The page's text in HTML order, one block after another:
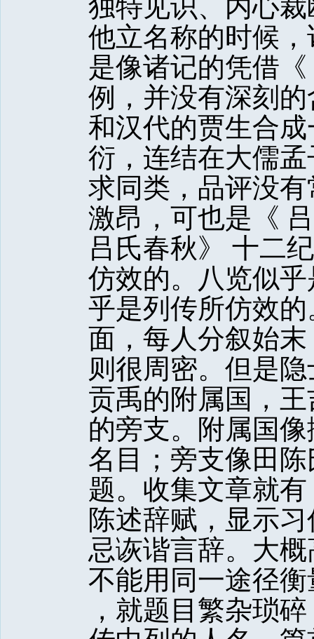
独特见识、内心
他立名称的时候
是像诸记的凭借
例，并没有深刻
和汉代的贾生合
衍，连结在大儒
求同类，品评没
激昂，可也是《
吕氏春秋》 十二
仿效的。八览似
乎是列传所仿效
面，每人分叙始
则很周密。但是
贡禹的附属国，
的旁支。附属国
名目；旁支像田
题。收集文章就
陈述辞赋，显示
忌诙谐言辞。大
不能用同一途径
，就题目繁杂琐